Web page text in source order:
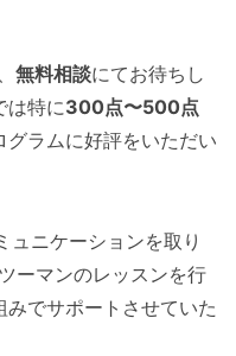
無料相談にてお待ちし
は特に300点〜500点
ラムに好評をいただい
ュニケーションを取り
ーマンのレッスンを行
でサポートさせていた